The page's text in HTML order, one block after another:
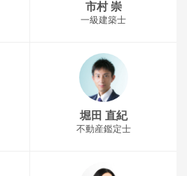
市村 崇
一級建築士
堀田 直紀
不動産鑑定士